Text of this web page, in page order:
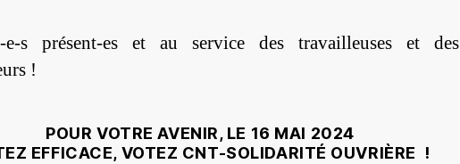
e-s présent-es et au service des travailleuses et des
!
POUR VOTRE AVENIR, LE 16 MAI 2024
EFFICACE, VOTEZ CNT-SOLIDARITÉ OUVRIÈRE !